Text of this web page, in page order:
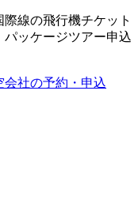
線の飛行機チケット
ッケージツアー申込
会社の予約・申込